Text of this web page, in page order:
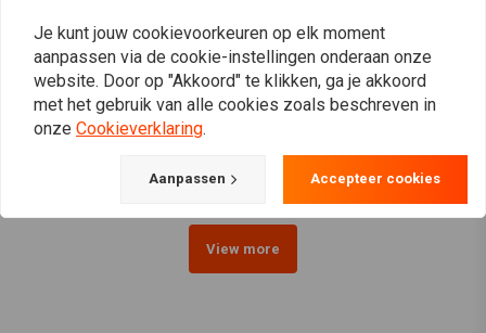
4.5" Prison Koplamp
Bottom Mount Zwart
€64,95
6" Prison Koplamp
Bottom Mount Zwart
View more
Je kunt jouw cookievoorkeuren op elk moment
aanpassen via de cookie-instellingen onderaan onze
website. Door op "Akkoord" te klikken, ga je akkoord
met het gebruik van alle cookies zoals beschreven in
onze Cookieverklaring.
Aanpassen Accepteer cookies